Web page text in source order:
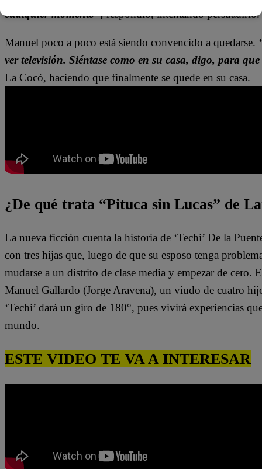
cualquier momento”,respondió, intentando persuadirlo.
Manuel poco a poco está siendo convencido a quedarse.
ver televisión. Siéntase como en su casa, digo, para
La Cocó, haciendo que finalmente se quede en su casa.
¿De qué trata “Pituca sin Lucas” de
La nueva ficción cuenta la historia de ‘Techi’ De la
con tres hijas que, luego de que su esposo tenga
mudarse a un distrito de clase media y empezar de cero.
Manuel Gallardo (Jorge Aravena), un viudo de cuatro
‘Techi’ dará un giro de 180°, pues vivirá experiencias
mundo.
ESTE VIDEO TE VA A INTERESAR